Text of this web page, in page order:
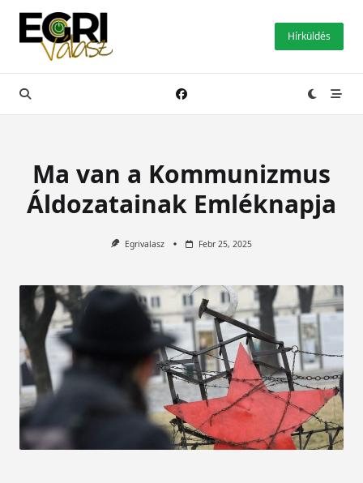
Skip
content
Hírküldés
Ma van a Kommunizmus
Áldozatainak Emléknapja
Egrivalasz Febr 25, 2025